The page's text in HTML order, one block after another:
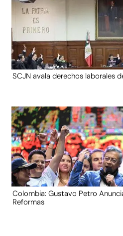
SCJN avala derechos laborales
Colombia: Gustavo Petro
Reformas